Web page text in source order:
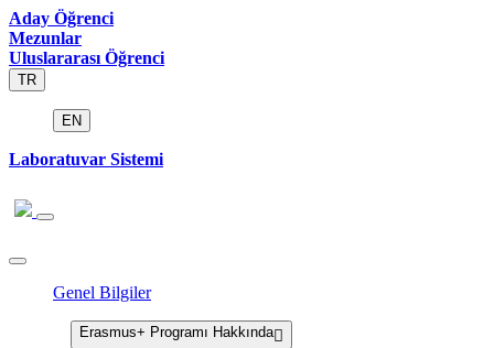
Aday Öğrenci
Mezunlar
Uluslararası Öğrenci
TR
EN
Laboratuvar Sistemi
Genel Bilgiler
Erasmus+ Programı Hakkında